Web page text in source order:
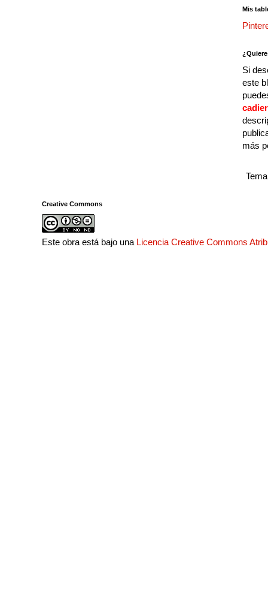
Mis
Si
este
más
Creative Commons
Este obra está bajo una Licencia Creative Commons